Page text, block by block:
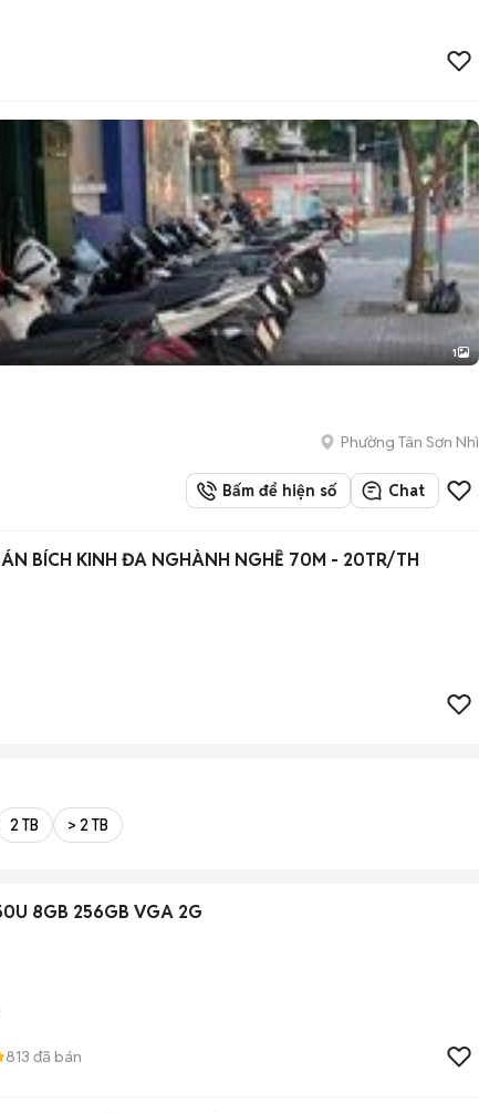
1
Phường Tân Sơn Nhì
Bấm để hiện số Chat
BÍCH KINH ĐA NGHÀNH NGHỀ 70M - 20TR/TH
2 TB > 2 TB
8GB 256GB VGA 2G
813 đã bán